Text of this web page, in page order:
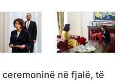
në fjalë, të